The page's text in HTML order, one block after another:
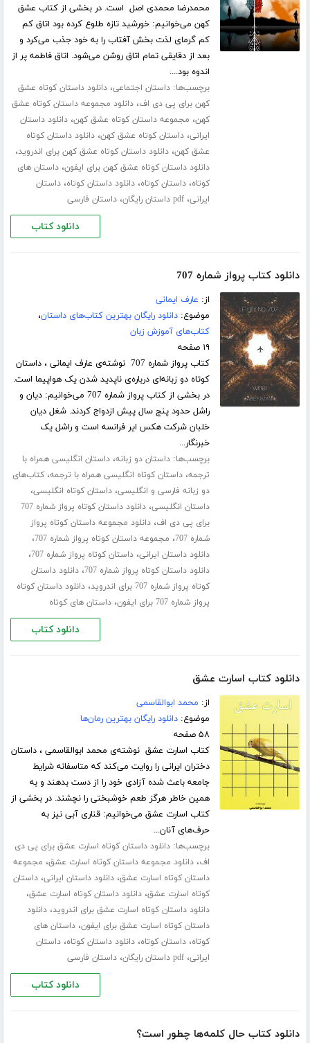
محمدرضا محمدی اصل است. در بخشی از کتاب عشق
کهن می‌خوانیم: خورشید تازه طلوع کرده بود اتاق کم
کم گرمای لذت بخش آفتاب را به خود جذب می‌کرد و
بعد از دقایقی تمام اتاق روشن می‌شود. اتاق فاطمه پر از
اندوه بود....
برچسب‌ها:داستان اجتماعی،دانلود داستان کوتاه عشق
کهن برای پی دی اف،دانلود مجموعه داستان کوتاه عشق
کهن، مجموعه داستان کوتاه عشق کهن،دانلود داستان
ایرانی،داستان کوتاه عشق کهن،دانلود داستان کوتاه
عشق کهن،دانلود داستان کوتاه عشق کهن برای اندروید،
دانلود داستان کوتاه عشق کهن برای ایفون،داستان های
کوتاه،داستان کوتاه،دانلود داستان کوتاه،داستان
ایرانی،pdf داستان رایگان ،داستان فارسی
دانلود کتاب
دانلود کتاب پرواز شماره 707
از: عارف ایمانی
موضوع:دانلود رایگان بهترین کتاب‌های داستان،
کتاب‌های آموزش زبان
۱۹ صفحه
کتاب پرواز شماره 707 نوشته‌ی عارف ایمانی ، داستان
کوتاه دو زبانه‌ای درباره‌ی ناپدید شدن یک هواپیما است.
در بخشی از کتاب پرواز شماره 707 می‌خوانیم: دیان و
راشل حدود پنج سال پیش ازدواج کردند. شغل دیان
خلبان شرکت هکس ایر فرانسه است و راشل یک
خبرنگار...
برچسب‌ها:داستان دو زبانه،داستان انگلیسی همراه با
ترجمه،داستان کوتاه انگلیسی همراه با ترجمه،کتاب‌های
دو زبانه فارسی و انگلیسی،داستان کوتاه انگلیسی،
داستان انگلیسی،
دانلود داستان کوتاه پرواز شماره 707
برای پی دی اف،دانلود مجموعه داستان کوتاه پرواز
شماره 707
، مجموعه داستان کوتاه پرواز شماره 707 ،
دانلود داستان ایرانی،داستان کوتاه پرواز شماره 707 ،
دانلود داستان کوتاه پرواز شماره 707 ،دانلود داستان
کوتاه پرواز شماره 707 برای اندروید
،دانلود داستان کوتاه
پرواز شماره 707 برای ایفون
،داستان های کوتاه
دانلود کتاب
دانلود کتاب اسارت عشق
از: محمد ابوالقاسمی
موضوع:دانلود رایگان بهترین رمان‌ها
۵۸ صفحه
کتاب اسارت عشق نوشته‌ی محمد ابوالقاسمی ، داستان
دختران ایرانی را روایت می‌کند که متاسفانه شرایط
جامعه باعث شده آزادی خود را از دست بدهند و به
همین خاطر هرگز طعم خوشبختی را نچشند. در بخشی از
کتاب اسارت عشق می‌خوانیم: قناری آبی نیز به
حرف‌های آنان...
برچسب‌ها:دانلود داستان کوتاه اسارت عشق برای پی دی
اف،دانلود مجموعه داستان کوتاه اسارت عشق، مجموعه
داستان کوتاه اسارت عشق،دانلود داستان ایرانی،داستان
کوتاه اسارت عشق،دانلود داستان کوتاه اسارت عشق،
دانلود داستان کوتاه اسارت عشق برای اندروید،دانلود
داستان کوتاه اسارت عشق برای ایفون،داستان های
کوتاه،داستان کوتاه،دانلود داستان کوتاه،داستان
ایرانی،pdf داستان رایگان ،داستان فارسی
دانلود کتاب
دانلود کتاب حال کلمه‌ها چطور است؟